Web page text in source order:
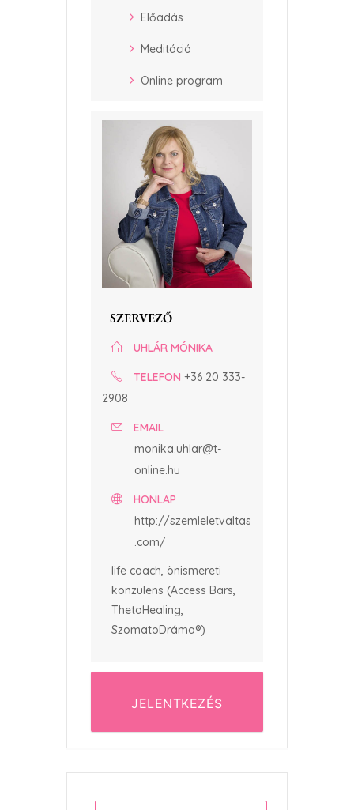
Előadás
Meditáció
Online program
SZERVEZŐ
UHLÁR MÓNIKA
TELEFON +36 20 333-
2908
EMAIL
monika.uhlar@t-
online.hu
HONLAP
http://szemleletvaltas
.com/
life coach, önismereti
konzulens (Access Bars,
ThetaHealing,
SzomatoDráma®)
JELENTKEZÉS